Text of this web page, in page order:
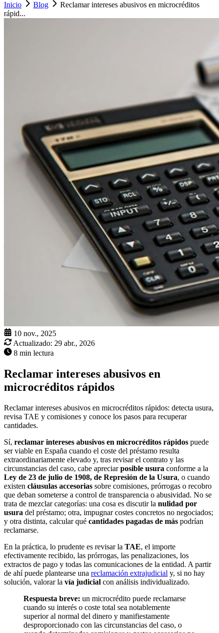
Inicio Blog
Reclamar intereses abusivos en microcréditos
rápid...
10 nov., 2025
Actualizado: 29 abr., 2026
8 min lectura
Reclamar intereses abusivos en
microcréditos rápidos
Reclamar intereses abusivos en microcréditos rápidos: detecta usura,
revisa TAE y comisiones y conoce los pasos para recuperar
cantidades.
Sí, reclamar intereses abusivos en microcréditos rápidos puede
ser viable en España cuando el coste del préstamo resulta
extraordinariamente elevado y, tras revisar el contrato y las
circunstancias del caso, cabe apreciarposible usura conforme a la
Ley de 23 de julio de 1908, de Represión de la Usura, o cuando
existen cláusulas accesorias sobre comisiones, prórrogas o recobro
que deban someterse a control de transparencia o abusividad. No se
trata de mezclar categorías: una cosa es discutir la nulidad por
usura del préstamo; otra, impugnar costes concretos no negociados;
y otra distinta, calcular qué cantidades pagadas de más podrían
reclamarse.
En la práctica, lo prudente es revisar la TAE, el importe
efectivamente recibido, las prórrogas, las penalizaciones, los
extractos de pago y todas las comunicaciones de la entidad. A partir
de ahí puede plantearse una reclamación extrajudicial y, si no hay
solución, valorar la vía judicial con análisis individualizado.
Respuesta breve: un microcrédito puede reclamarse
cuando su interés o coste total sea notablemente
superior al normal del dinero y manifiestamente
desproporcionado con las circunstancias del caso, o